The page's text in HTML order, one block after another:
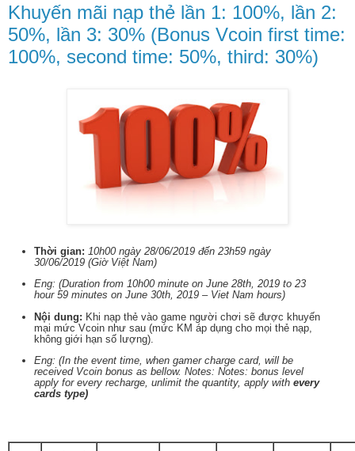
Khuyến mãi nạp thẻ lần 1: 100%, lần 2:
50%, lần 3: 30% (Bonus Vcoin first time:
100%, second time: 50%, third: 30%)
Thời gian: 10h00 ngày 28/06/2019 đến 23h59 ngày
30/06/2019 (Giờ Việt Nam)
Eng: (Duration from 10h00 minute on June 28th, 2019 to 23
hour 59 minutes on June 30th, 2019 – Viet Nam hours)
Nội dung: Khi nạp thẻ vào game người chơi sẽ được khuyến
mại mức Vcoin như sau (mức KM áp dụng cho mọi thẻ nạp,
không giới hạn số lượng).
Eng: (In the event time, when gamer charge card, will be
received Vcoin bonus as bellow. Notes: Notes: bonus level
apply for every recharge, unlimit the quantity, apply withevery
cards type)